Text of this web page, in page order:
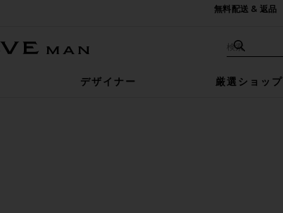
無料配送 & 返品
検索
デザイナー 厳選ショップ